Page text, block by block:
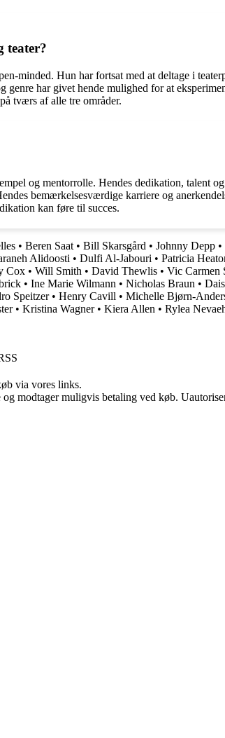
teater?
minded. Hun har fortsat med at deltage i
har givet hende mulighed for at
tværs af alle tre områder.
og mentorrolle. Hendes dedikation, talent
bemærkelsesværdige karriere og
kan føre til succes.
• Beren Saat • Bill Skarsgård • Johnny Depp •
Alidoosti • Dulfi Al-Jabouri • Patricia
Cox • Will Smith • David Thewlis • Vic Carmen
• Ine Marie Wilmann • Nicholas Braun •
Speitzer• Henry Cavill • Michelle Bjørn-
• Kristina Wagner• Kiera Allen • Rylea
via vores links.
modtager muligvis betaling ved køb.